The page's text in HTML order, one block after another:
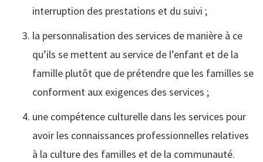
interruption des prestations et du suivi ;
la personnalisation des services de manière à ce
qu’ils se mettent au service de l’enfant et de la
famille plutôt que de prétendre que les familles se
conforment aux exigences des services ;
une compétence culturelle dans les services pour
avoir les connaissances professionnelles relatives
à la culture des familles et de la communauté.